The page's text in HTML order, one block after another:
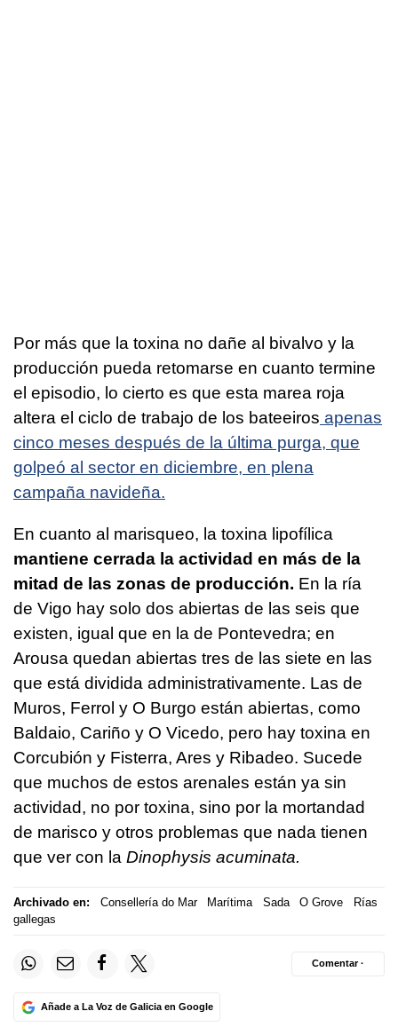
Por más que la toxina no dañe al bivalvo y la
producción pueda retomarse en cuanto termine
el episodio, lo cierto es que esta marea roja
altera el ciclo de trabajo de los bateeiros apenas
cinco meses después de la última purga, que
golpeó al sector en diciembre, en plena
campaña navideña.
En cuanto al marisqueo, la toxina lipofílica
mantiene cerrada la actividad en más de la
mitad de las zonas de producción. En la ría
de Vigo hay solo dos abiertas de las seis que
existen, igual que en la de Pontevedra; en
Arousa quedan abiertas tres de las siete en las
que está dividida administrativamente. Las de
Muros, Ferrol y O Burgo están abiertas, como
Baldaio, Cariño y O Vicedo, pero hay toxina en
Corcubión y Fisterra, Ares y Ribadeo. Sucede
que muchos de estos arenales están ya sin
actividad, no por toxina, sino por la mortandad
de marisco y otros problemas que nada tienen
que ver con la Dinophysis acuminata.
Archivado en: Consellería do Mar Marítima Sada O Grove
Rías
gallegas
Añade a La Voz de Galicia en Google
Comentar ·